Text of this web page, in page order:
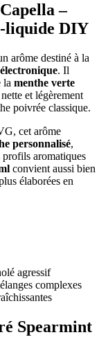
–
liquide DIY
arôme destiné à la
. Il
la menthe verte
et légèrement
poivrée classique.
cet arôme
personnalisé,
profils aromatiques
convient aussi bien
élaborées en
agressif
complexes
Spearmint